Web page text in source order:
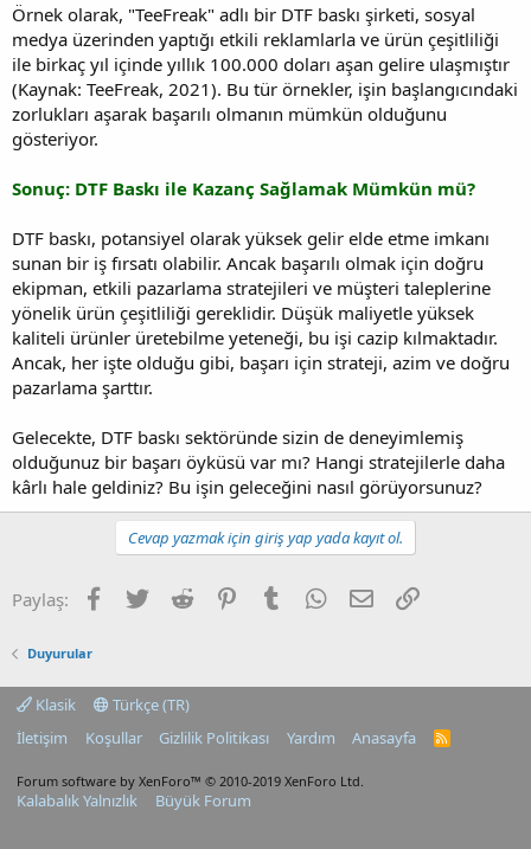
Örnek olarak, "TeeFreak" adlı bir DTF baskı şirketi, sosyal
medya üzerinden yaptığı etkili reklamlarla ve ürün çeşitliliği
ile birkaç yıl içinde yıllık 100.000 doları aşan gelire ulaşmıştır
(Kaynak: TeeFreak, 2021). Bu tür örnekler, işin başlangıcındaki
zorlukları aşarak başarılı olmanın mümkün olduğunu
gösteriyor.
Sonuç: DTF Baskı ile Kazanç Sağlamak Mümkün mü?
DTF baskı, potansiyel olarak yüksek gelir elde etme imkanı
sunan bir iş fırsatı olabilir. Ancak başarılı olmak için doğru
ekipman, etkili pazarlama stratejileri ve müşteri taleplerine
yönelik ürün çeşitliliği gereklidir. Düşük maliyetle yüksek
kaliteli ürünler üretebilme yeteneği, bu işi cazip kılmaktadır.
Ancak, her işte olduğu gibi, başarı için strateji, azim ve doğru
pazarlama şarttır.
Gelecekte, DTF baskı sektöründe sizin de deneyimlemiş
olduğunuz bir başarı öyküsü var mı? Hangi stratejilerle daha
kârlı hale geldiniz? Bu işin geleceğini nasıl görüyorsunuz?
Cevap yazmak için giriş yap yada kayıt ol.
Paylaş: Facebook
TwitterReddit PinterestTumblrWhatsApp
E-postaLink
Duyurular
Klasik
Türkçe (TR)
İletişim
Koşullar Gizlilik Politikası Yardım Anasayfa
R
Forum software by XenForo™ © 2010-2019 XenForo Ltd.
Kalabalık Yalnızlık Büyük Forum